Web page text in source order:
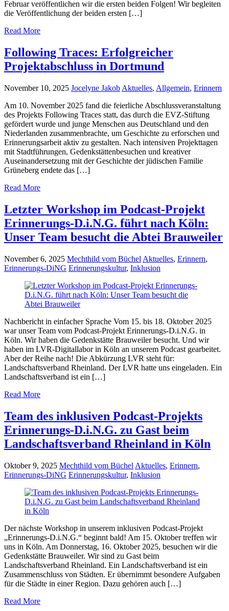
Februar veröffentlichen wir die ersten beiden Folgen! Wir begleiten
die Veröffentlichung der beiden ersten […]
Read More
Following Traces: Erfolgreicher
Projektabschluss in Dortmund
November 10, 2025 Jocelyne Jakob Aktuelles, Allgemein, Erinnern
Am 10. November 2025 fand die feierliche Abschlussveranstaltung
des Projekts Following Traces statt, das durch die EVZ-Stiftung
gefördert wurde und junge Menschen aus Deutschland und den
Niederlanden zusammenbrachte, um Geschichte zu erforschen und
Erinnerungsarbeit aktiv zu gestalten. Nach intensiven Projekttagen
mit Stadtführungen, Gedenkstättenbesuchen und kreativer
Auseinandersetzung mit der Geschichte der jüdischen Familie
Grüneberg endete das […]
Read More
Letzter Workshop im Podcast-Projekt
Erinnerungs-D.i.N.G. führt nach Köln:
Unser Team besucht die Abtei Brauweiler
November 6, 2025 Mechthild vom Büchel Aktuelles, Erinnern,
Erinnerungs-DiNG Erinnerungskultur, Inklusion
Nachbericht in einfacher Sprache Vom 15. bis 18. Oktober 2025
war unser Team vom Podcast-Projekt Erinnerungs-D.i.N.G. in
Köln. Wir haben die Gedenkstätte Brauweiler besucht. Und wir
haben im LVR-Digitallabor in Köln an unserem Podcast gearbeitet.
Aber der Reihe nach! Die Abkürzung LVR steht für:
Landschaftsverband Rheinland. Der LVR hatte uns eingeladen. Ein
Landschaftsverband ist ein […]
Read More
Team des inklusiven Podcast-Projekts
Erinnerungs-D.i.N.G. zu Gast beim
Landschaftsverband Rheinland in Köln
Oktober 9, 2025 Mechthild vom Büchel Aktuelles, Erinnern,
Erinnerungs-DiNG Erinnerungskultur, Inklusion
Der nächste Workshop in unserem inklusiven Podcast-Projekt
„Erinnerungs-D.i.N.G.“ beginnt bald! Am 15. Oktober treffen wir
uns in Köln. Am Donnerstag, 16. Oktober 2025, besuchen wir die
Gedenkstätte Brauweiler. Wir sind zu Gast beim
Landschaftsverband Rheinland. Ein Landschaftsverband ist ein
Zusammenschluss von Städten. Er übernimmt besondere Aufgaben
für die Städte in einer Region. Dazu gehören auch […]
Read More